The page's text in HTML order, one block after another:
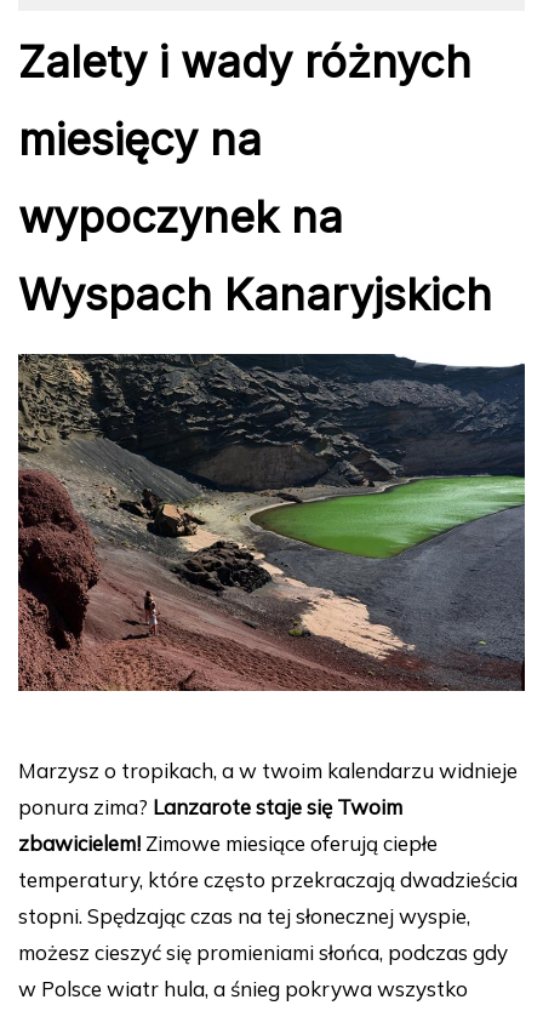
Zalety i wady różnych
miesięcy na
wypoczynek na
Wyspach Kanaryjskich
Marzysz o tropikach, a w twoim kalendarzu widnieje
ponura zima? Lanzarote staje się Twoim
zbawicielem! Zimowe miesiące oferują ciepłe
temperatury, które często przekraczają dwadzieścia
stopni. Spędzając czas na tej słonecznej wyspie,
możesz cieszyć się promieniami słońca, podczas gdy
w Polsce wiatr hula, a śnieg pokrywa wszystko